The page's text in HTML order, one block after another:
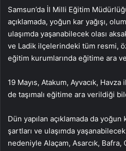
Samsun’da İl Milli Eğitim
açıklamada, yoğun kar yağışı,
ulaşımda yaşanabilecek olası
ve Ladik ilçelerindeki tüm resmi,
eğitim kurumlarında eğitime ara
19 Mayıs, Atakum, Ayvacık,
de taşımalı eğitime ara verildiği
Dün yapılan açıklamada da yoğun
şartları ve ulaşımda
nedeniyle Alaçam, Asarcık, Bafra,